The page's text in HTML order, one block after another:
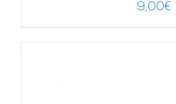
9,00€